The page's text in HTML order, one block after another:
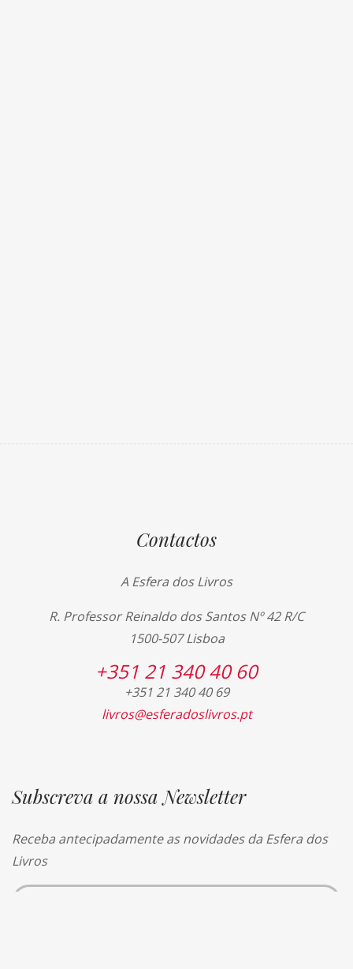
Contactos
A Esfera dos Livros
R. Professor Reinaldo dos Santos Nº 42 R/C
1500-507 Lisboa
+351 21 340 40 60
+351 21 340 40 69
livros@esferadoslivros.pt
Subscreva a nossa Newsletter
Receba antecipadamente as novidades da Esfera dos
Livros